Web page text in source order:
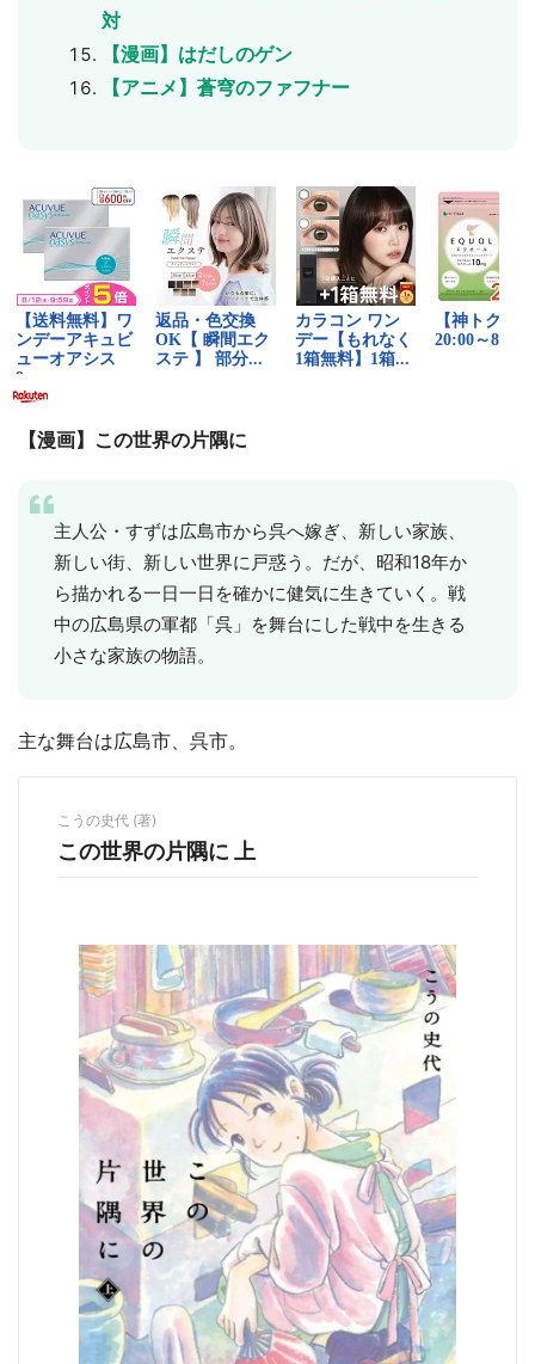
対
【漫画】はだしのゲン
【アニメ】蒼穹のファフナー
【漫画】この世界の片隅に
主人公・すずは広島市から呉へ嫁ぎ、新しい家族、
新しい街、新しい世界に戸惑う。だが、昭和18年か
ら描かれる一日一日を確かに健気に生きていく。戦
中の広島県の軍都「呉」を舞台にした戦中を生きる
小さな家族の物語。
主な舞台は広島市、呉市。
こうの史代 (著)
この世界の片隅に 上